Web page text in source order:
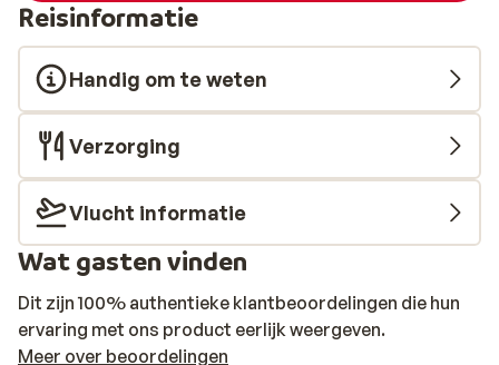
Reisinformatie
Handig om te weten
Verzorging
Vlucht informatie
Wat gasten vinden
Dit zijn 100% authentieke klantbeoordelingen die hun
ervaring met ons product eerlijk weergeven.
Meer over beoordelingen